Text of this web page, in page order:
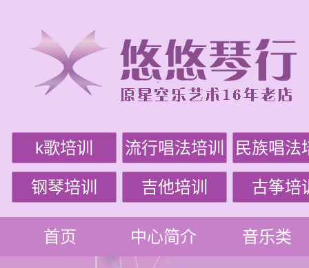
k歌培训 流行唱法培训 民族唱法
钢琴培训 吉他培训 古筝培
首页 中心简介 音乐类